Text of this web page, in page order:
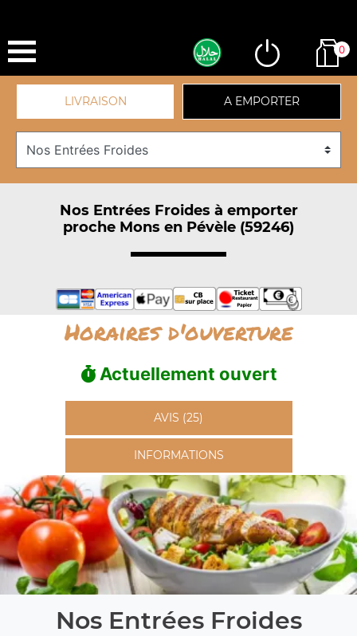
0
LIVRAISON A EMPORTER
Nos Entrées Froides à emporter
proche Mons en Pévèle (59246)
Horaires d'ouverture
Actuellement ouvert
AVIS (25)
INFORMATIONS
Nos Entrées Froides